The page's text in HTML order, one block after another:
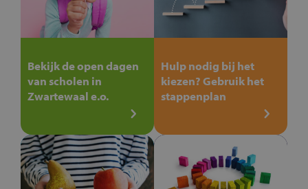
Bekijk de open dagen
van scholen in
Zwartewaal e.o.
Hulp nodig bij het
kiezen? Gebruik het
stappenplan